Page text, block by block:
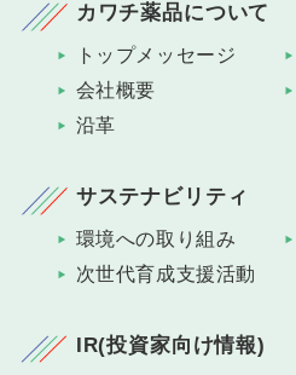
カワチ薬品について
トップメッセージ
会社概要
沿革
サステナビリティ
環境への取り組み
次世代育成支援活動
IR(投資家向け情報)